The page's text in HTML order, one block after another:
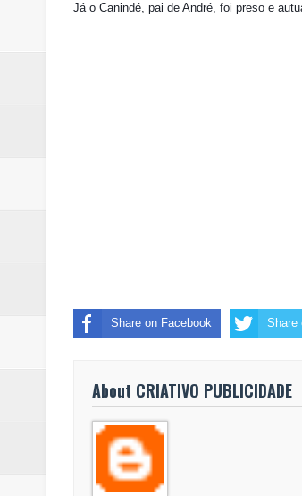
Já o Canindé, pai de André, foi preso e
Share on Facebook Share
About CRIATIVO PUBLICIDADE